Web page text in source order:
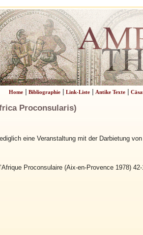
Home| Bibliographie| Link-Liste| Antike Texte|
Proconsularis)
eine Veranstaltung mit der Darbietung
Proconsulaire (Aix-en-Provence 1978) 42-